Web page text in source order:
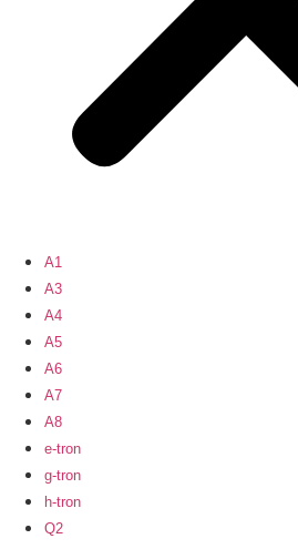
A1
A3
A4
A5
A6
A7
A8
e-tron
g-tron
h-tron
Q2